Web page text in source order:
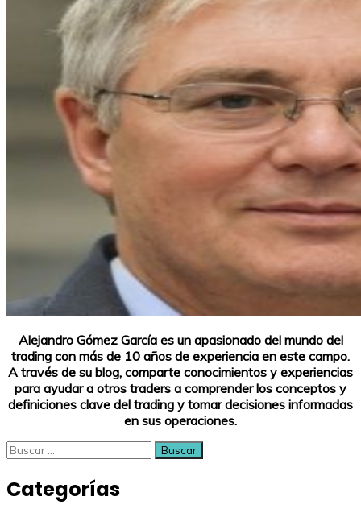
Alejandro Gómez García es un apasionado del mundo del
trading con más de 10 años de experiencia en este campo.
A través de su blog, comparte conocimientos y experiencias
para ayudar a otros traders a comprender los conceptos y
definiciones clave del trading y tomar decisiones informadas
en sus operaciones.
Buscar:
Categorías